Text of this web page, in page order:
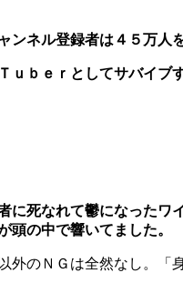
ンネル登録者は４５万
ｂｅｒとしてサバイ
死なれて鬱になった
の中で響いてました。
のＮＧは全然なし。「